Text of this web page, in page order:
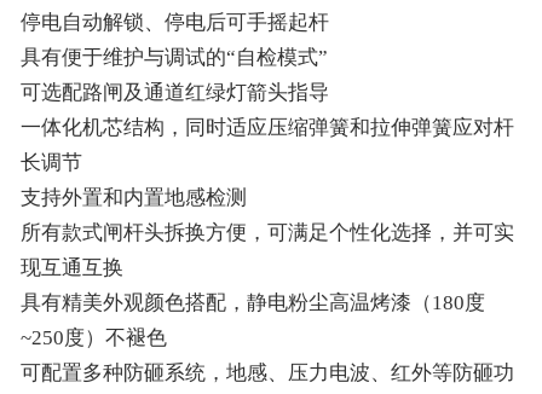
停电自动解锁、停电后可手摇起杆
具有便于维护与调试的“自检模式”
可选配路闸及通道红绿灯箭头指导
一体化机芯结构，同时适应压缩弹簧和拉伸弹簧应对杆
长调节
支持外置和内置地感检测
所有款式闸杆头拆换方便，可满足个性化选择，并可实
现互通互换
具有精美外观颜色搭配，静电粉尘高温烤漆（180度
~250度）不褪色
可配置多种防砸系统，地感、压力电波、红外等防砸功